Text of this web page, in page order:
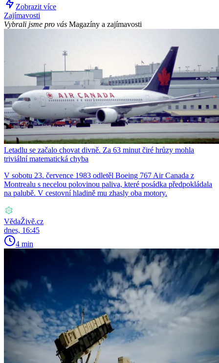
Zobrazit více
Zajímavosti
Vybrali jsme pro vás Magazíny a zajímavosti
Letadlu se začalo chovat divně. Za 63 minut čiré hrůzy mohla
triviální matematická chyba
V sobotu 23. července 1983 odletěl Boeing 767 Air Canada z
Montrealu s necelou polovinou paliva, které posádka předpokládala
na palubě. V cestovní hladině mu zhasly oba motory.
VědaŽivě.cz
dnes, 16:45
4 min